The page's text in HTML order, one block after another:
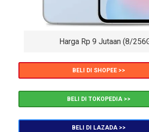
Harga Rp 9 Jutaan (8/
BELI DI SHOPEE >>
BELI DI TOKOPEDIA >>
BELI DI LAZADA >>